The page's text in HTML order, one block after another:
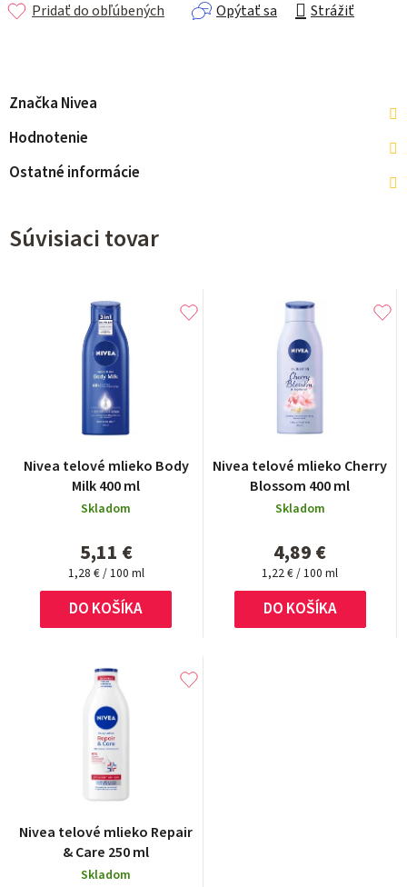
Opýtať sa Strážiť
Pridať do obľúbených
Značka Nivea
Hodnotenie
Ostatné informácie
Súvisiaci tovar
Nivea telové mlieko Body
Milk 400 ml
Skladom
5,11 €
Jednotková
cena:
1,28 € / 100 ml
DO KOŠÍKA
Nivea telové mlieko Cherry
Blossom 400 ml
Skladom
4,89 €
Jednotková
cena:
1,22 € / 100 ml
DO KOŠÍKA
Nivea telové mlieko Repair
& Care 250 ml
Skladom